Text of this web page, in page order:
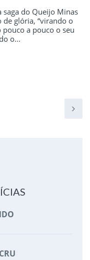
saga do Queijo Minas
glória, “virando o
a pouco o seu
o...